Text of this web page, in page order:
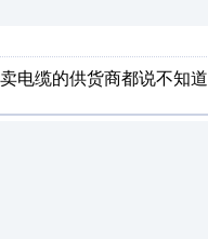
电缆的供货商都说不知